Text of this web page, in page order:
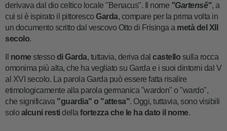
derivava dal dio celtico locale "Benacus". Il nome "Gartensê", a
cui si è ispirato il pittoresco Garda, compare per la prima volta in
un documento scritto dal vescovo Otto di Frisinga a metà del XII
secolo.
nomestesso di Garda, tuttavia, deriva dal castello sulla rocca
omonima più alta, che ha vegliato su Garda e i suoi dintorni dal V
al XVI secolo. La parola Garda può essere fatta risalire
etimologicamente alla parola germanica "wardon" o "wardo",
che significava "guardia" o "attesa". Oggi, tuttavia, sono visibili
solo alcuni restidella fortezza che le ha dato il nome.